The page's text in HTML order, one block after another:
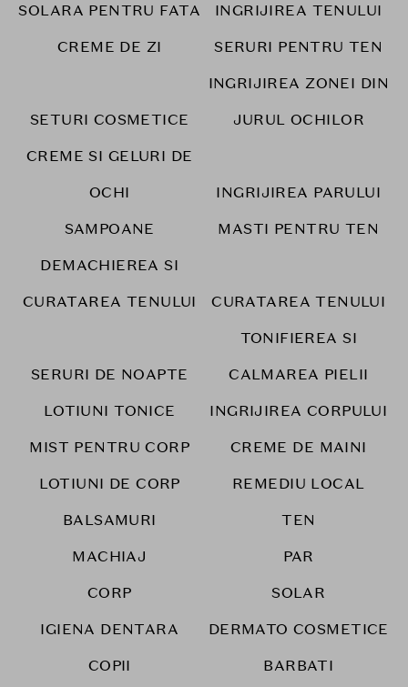
SOLARA PENTRU FATA
INGRIJIREA TENULUI
CREME DE ZI
SERURI PENTRU TEN
SETURI COSMETICE
INGRIJIREA ZONEI DIN
JURUL OCHILOR
CREME SI GELURI DE
OCHI
INGRIJIREA PARULUI
SAMPOANE
MASTI PENTRU TEN
DEMACHIEREA SI
CURATAREA TENULUI
CURATAREA TENULUI
SERURI DE NOAPTE
TONIFIEREA SI
CALMAREA PIELII
LOTIUNI TONICE
INGRIJIREA CORPULUI
MIST PENTRU CORP
CREME DE MAINI
LOTIUNI DE CORP
REMEDIU LOCAL
BALSAMURI
TEN
MACHIAJ
PAR
CORP
SOLAR
IGIENA DENTARA
DERMATO COSMETICE
COPII
BARBATI